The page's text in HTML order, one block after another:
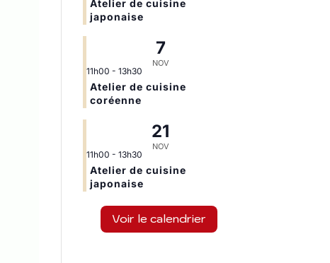
Atelier de cuisine
japonaise
7
NOV
11h00 - 13h30
Atelier de cuisine
coréenne
21
NOV
11h00 - 13h30
Atelier de cuisine
japonaise
Voir le calendrier